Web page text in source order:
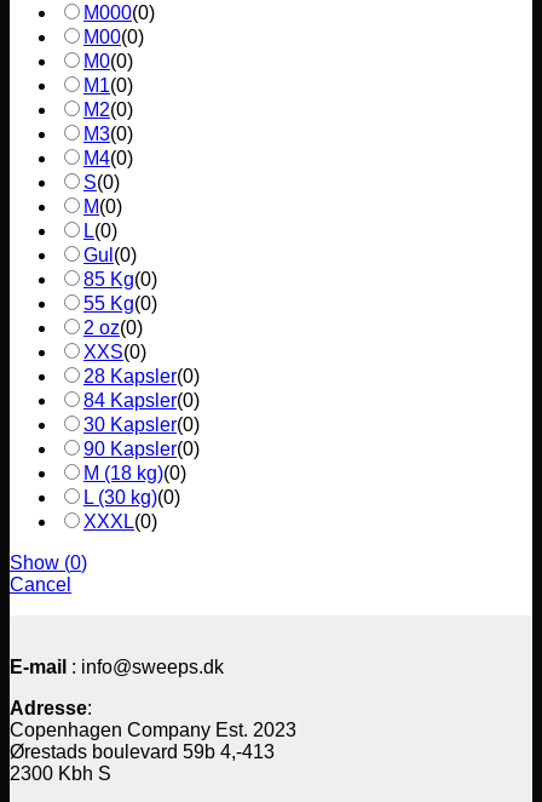
M000(0)
M00(0)
M0(0)
M1(0)
M2(0)
M3(0)
M4(0)
S(0)
M(0)
L(0)
Gul (0)
85 Kg(0)
55 Kg(0)
2 oz(0)
XXS(0)
28 Kapsler(0)
84 Kapsler(0)
30 Kapsler(0)
90 Kapsler(0)
M (18 kg)(0)
L (30 kg)(0)
XXXL(0)
Show (0)
Cancel
E-mail : info@sweeps.dk
Adresse:
Copenhagen Company Est. 2023
Ørestads boulevard 59b 4,-413
2300 Kbh S